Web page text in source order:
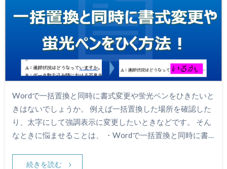
Wordで一括置換と同時に書式変更や蛍光ペンをひきたいと
きはないでしょうか。 例えば一括置換した場所を確認した
り、太字にして強調表示に変更したいときなどです。 そん
なときに悩ませることは、 ・Wordで一括置換と同時に書…
続きを読む